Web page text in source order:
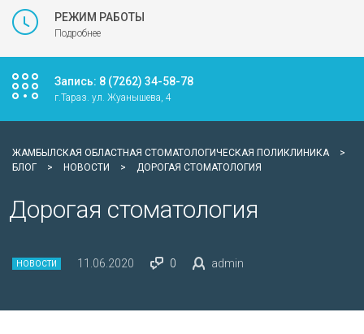
РЕЖИМ РАБОТЫ
Подробнее
Запись: 8 (7262) 34-58-78
г.Тараз. ул. Жуанышева, 4
ЖАМБЫЛСКАЯ ОБЛАСТНАЯ СТОМАТОЛОГИЧЕСКАЯ ПОЛИКЛИНИКА
>
БЛОГ
> НОВОСТИ > ДОРОГАЯ СТОМАТОЛОГИЯ
Дорогая стоматология
НОВОСТИ 11.06.2020 0 admin